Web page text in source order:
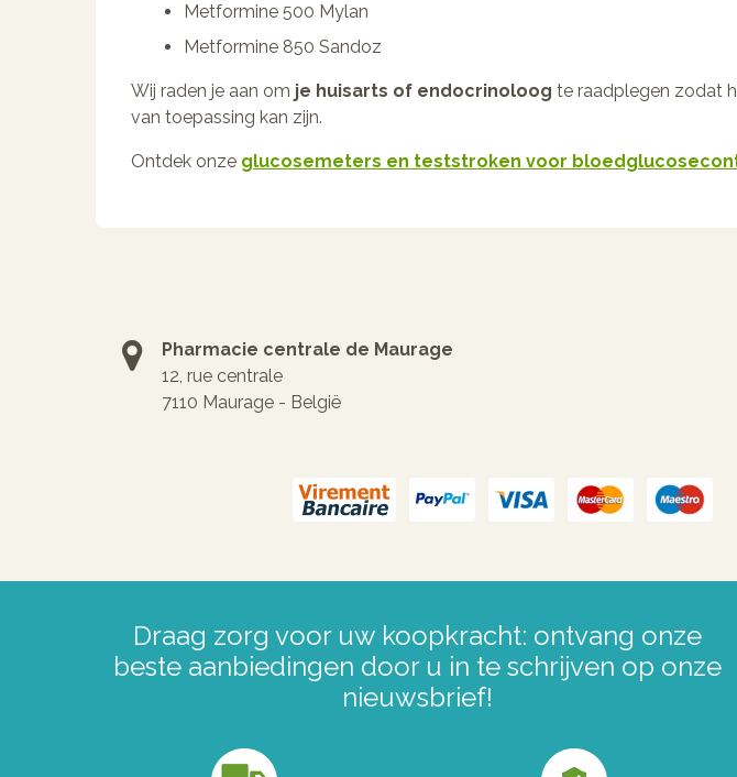
Metformine 500 Mylan
Metformine 850 Sandoz
Wij raden je aan om je huisarts of endocrinoloog te raadplegen zodat
van toepassing kan zijn.
Ontdek onze glucosemeters en teststroken voor
Pharmacie centrale de Maurage
12, rue centrale
7110 Maurage - België
Draag zorg voor uw koopkracht: ontvang onze
beste aanbiedingen door u in te schrijven op onze
nieuwsbrief!